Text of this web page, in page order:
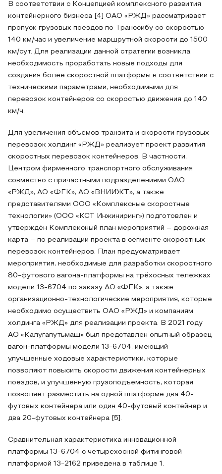
В соответствии с Концепцией комплексного развития
контейнерного бизнеса [4] ОАО «РЖД» рассматривает
пропуск грузовых поездов по Транссибу со скоростью
140 км/час и увеличение маршрутной скорости до 1500
км/сут. Для реализации данной стратегии возникла
необходимость проработать новые подходы для
создания более скоростной платформы в соответствии с
техническими параметрами, необходимыми для
перевозок контейнеров со скоростью движения до 140
км/ч.
Для увеличения объёмов транзита и скорости грузовых
перевозок холдинг «РЖД» реализует проект развития
скоростных перевозок контейнеров. В частности,
Центром фирменного транспортного обслуживания
совместно с причастными подразделениями ОАО
«РЖД», АО «ФГК», АО «ВНИИЖТ», а также
представителями ООО «Комплексные скоростные
технологии» (ООО «КСТ Инжиниринг») подготовлен и
утверждён Комплексный план мероприятий – дорожная
карта – по реализации проекта в сегменте скоростных
перевозок контейнеров. План предусматривает
мероприятия, необходимые для разработки скоростного
80-футового вагона-платформы на трёхосных тележках
модели 13-6704 по заказу АО «ФГК», а также
организационно-технологические мероприятия, которые
необходимо осуществить ОАО «РЖД» и компаниям
холдинга «РЖД» для реализации проекта. В 2021 году
АО «Калугапутьмаш» был представлен опытный образец
вагон-платформы модели 13-6704, имеющий
улучшенные ходовые характеристики, которые
позволяют повысить скорости движения контейнерных
поездов, и улучшенную грузоподъемность, которая
позволяет разместить на одной платформе два 40-
футовых контейнера или один 40-футовый контейнер и
два 20-футовых контейнера [5].
Сравнительная характеристика инновационной
платформы 13-6704 с четырёхосной фитинговой
платформой 13-2162 приведена в таблице 1.